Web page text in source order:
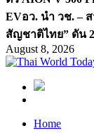
EVอว. นำ วช. –
สัญชาติไทย” ดัน
August 8, 2026
Home